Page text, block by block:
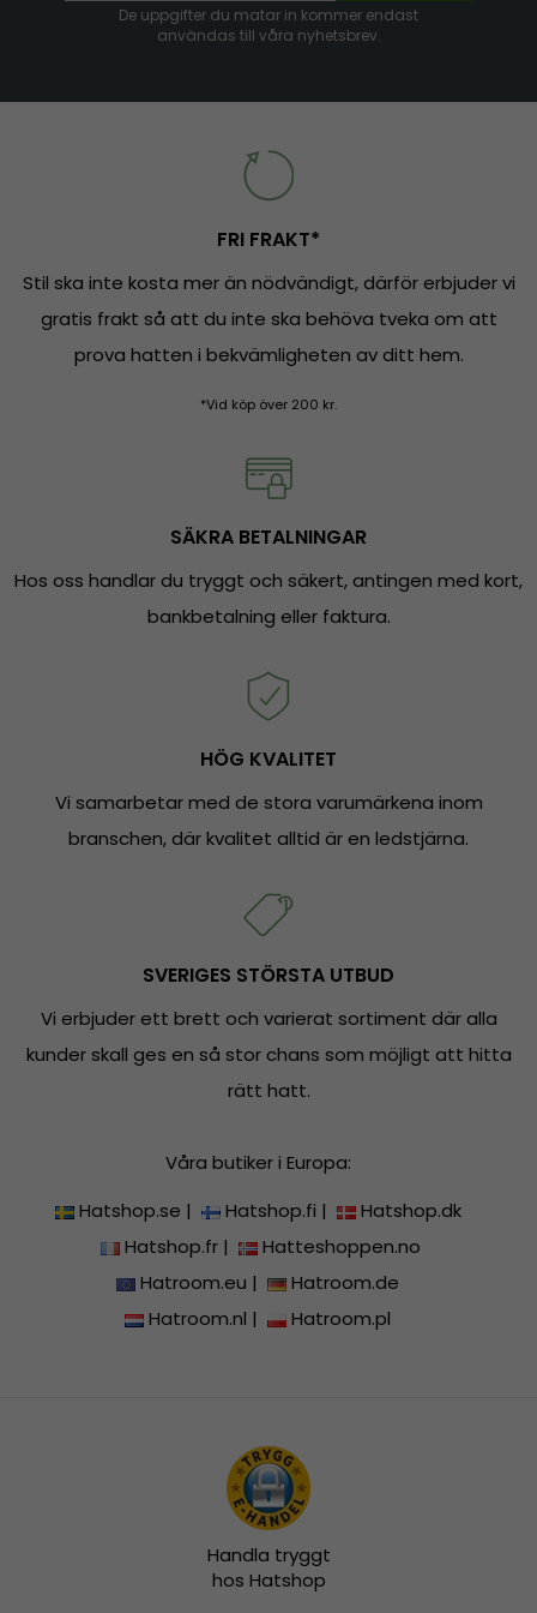
De uppgifter du matar in kommer endast
användas till våra nyhetsbrev.
FRI FRAKT*
Stil ska inte kosta mer än nödvändigt, därför erbjuder vi
gratis frakt så att du inte ska behöva tveka om att
prova hatten i bekvämligheten av ditt hem.
*Vid köp över 200 kr.
SÄKRA BETALNINGAR
Hos oss handlar du tryggt och säkert, antingen med kort,
bankbetalning eller faktura.
HÖG KVALITET
Vi samarbetar med de stora varumärkena inom
branschen, där kvalitet alltid är en ledstjärna.
SVERIGES STÖRSTA UTBUD
Vi erbjuder ett brett och varierat sortiment där alla
kunder skall ges en så stor chans som möjligt att hitta
rätt hatt.
Våra butiker i Europa:
Hatshop.se | Hatshop.fi |
Hatshop.dk
Hatshop.fr|
Hatteshoppen.no
Hatroom.eu |
Hatroom.de
Hatroom.nl | Hatroom.pl
Handla tryggt
hos Hatshop